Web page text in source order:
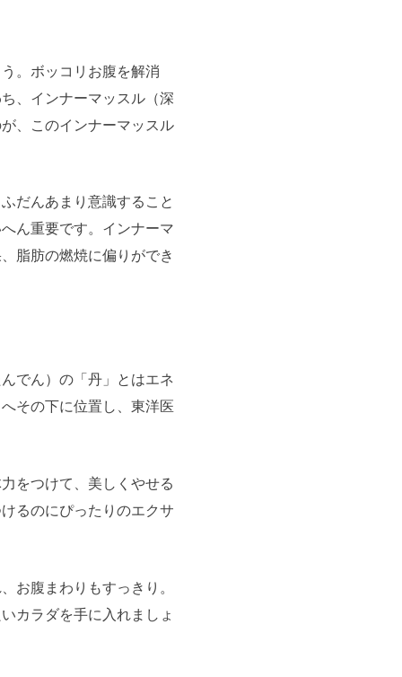
。ボッコリお腹を解消
、インナーマッスル（深
、このインナーマッスル
だんあまり意識すること
ん重要です。インナーマ
脂肪の燃焼に偏りができ
でん）の「丹」とはエネ
その下に位置し、東洋医
をつけて、美しくやせる
るのにぴったりのエクサ
お腹まわりもすっきり。
カラダを手に入れましょ